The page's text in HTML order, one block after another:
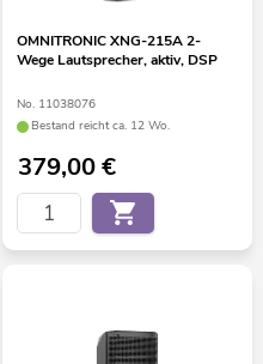
OMNITRONIC XNG-215A 2-
Wege Lautsprecher, aktiv, DSP
No. 11038076
Bestand reicht ca. 12 Wo.
379,00€